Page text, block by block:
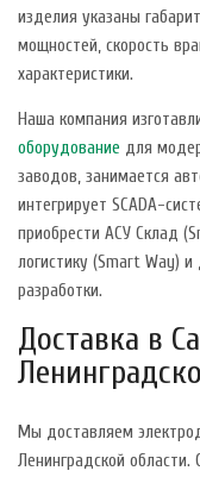
изделия указаны
мощностей, скорость
характеристики.
Наша компания
оборудование для
заводов, занимается
интегрирует SCADA-
приобрести АСУ Склад
логистику (Smart Way)
разработки.
Доставка в
Мы доставляем
Ленинградской